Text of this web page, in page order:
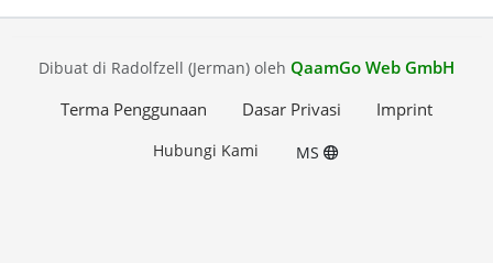
Dibuat di Radolfzell (Jerman) oleh QaamGo Web GmbH
Terma Penggunaan
Dasar Privasi Imprint
Hubungi Kami MS